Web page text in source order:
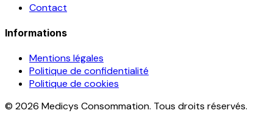
Contact
Informations
Mentions légales
Politique de confidentialité
Politique de cookies
© 2026 Medicys Consommation. Tous droits réservés.